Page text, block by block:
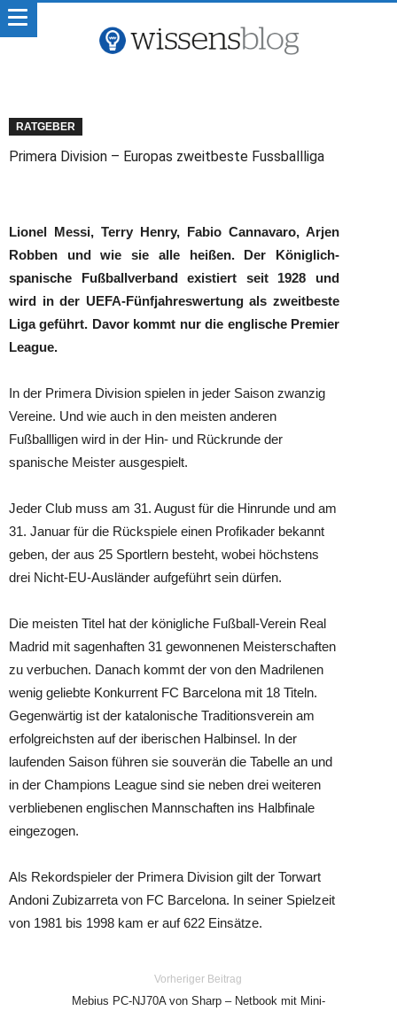
RATGEBER
Primera Division – Europas zweitbeste Fussballliga
Lionel Messi, Terry Henry, Fabio Cannavaro, Arjen
Robben und wie sie alle heißen. Der Königlich-
spanische Fußballverband existiert seit 1928 und
wird in der UEFA-Fünfjahreswertung als zweitbeste
Liga geführt. Davor kommt nur die englische Premier
League.
In der Primera Division spielen in jeder Saison zwanzig
Vereine. Und wie auch in den meisten anderen
Fußballligen wird in der Hin- und Rückrunde der
spanische Meister ausgespielt.
Jeder Club muss am 31. August für die Hinrunde und am
31. Januar für die Rückspiele einen Profikader bekannt
geben, der aus 25 Sportlern besteht, wobei höchstens
drei Nicht-EU-Ausländer aufgeführt sein dürfen.
Die meisten Titel hat der königliche Fußball-Verein Real
Madrid mit sagenhaften 31 gewonnenen Meisterschaften
zu verbuchen. Danach kommt der von den Madrilenen
wenig geliebte Konkurrent FC Barcelona mit 18 Titeln.
Gegenwärtig ist der katalonische Traditionsverein am
erfolgreichsten auf der iberischen Halbinsel. In der
laufenden Saison führen sie souverän die Tabelle an und
in der Champions League sind sie neben drei weiteren
verbliebenen englischen Mannschaften ins Halbfinale
eingezogen.
Als Rekordspieler der Primera Division gilt der Torwart
Andoni Zubizarreta von FC Barcelona. In seiner Spielzeit
von 1981 bis 1998 kam er auf 622 Einsätze.
Vorheriger Beitrag
Mebius PC-NJ70A von Sharp – Netbook mit Mini-